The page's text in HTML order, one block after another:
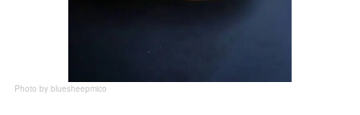
Photo by bluesheepmico